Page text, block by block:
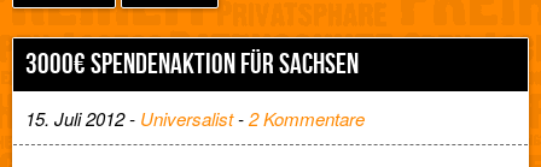
3000€ SPENDENAKTION FÜR SACHSEN
15. Juli 2012 - Universalist-2 Kommentare